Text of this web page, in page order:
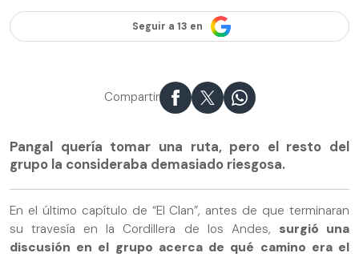
Seguir a 13 en
Compartir
Pangal quería tomar una ruta, pero el resto del
grupo la consideraba demasiado riesgosa.
En el último capítulo de “El Clan”, antes de que terminaran
su travesía en la Cordillera de los Andes, surgió una
discusión en el grupo acerca de qué camino era el